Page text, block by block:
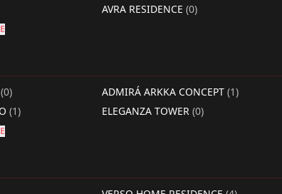
AVRA RESIDENCE (0)
(0) ADMIRÁ ARKKA CONCEPT (1)
(1) ELEGANZA TOWER (0)